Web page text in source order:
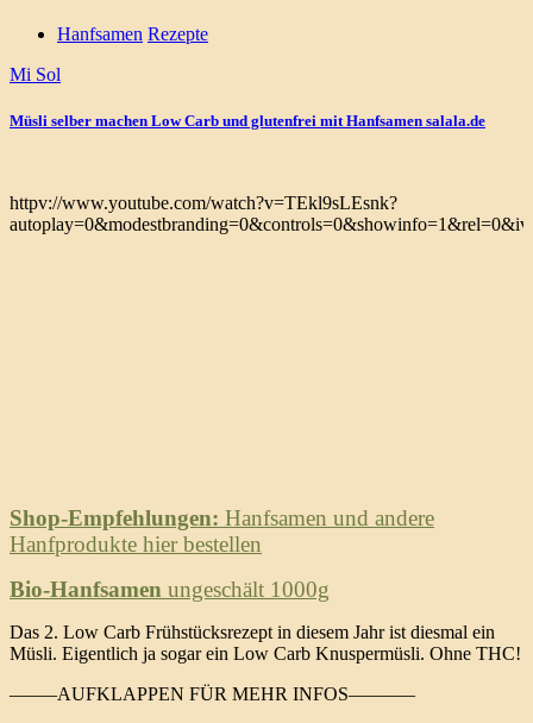
Hanfsamen Rezepte
Mi Sol
Müsli selber machen Low Carb und glutenfrei mit Hanfsamen salala.de
httpv://www.youtube.com/watch?v=TEkl9sLEsnk?
Shop-Empfehlungen: Hanfsamen und andere
Hanfprodukte hier bestellen
Bio-Hanfsamen ungeschält 1000g
Das 2. Low Carb Frühstücksrezept in diesem Jahr ist diesmal ein
Müsli. Eigentlich ja sogar ein Low Carb Knuspermüsli. Ohne THC!
——–AUFKLAPPEN FÜR MEHR INFOS———–